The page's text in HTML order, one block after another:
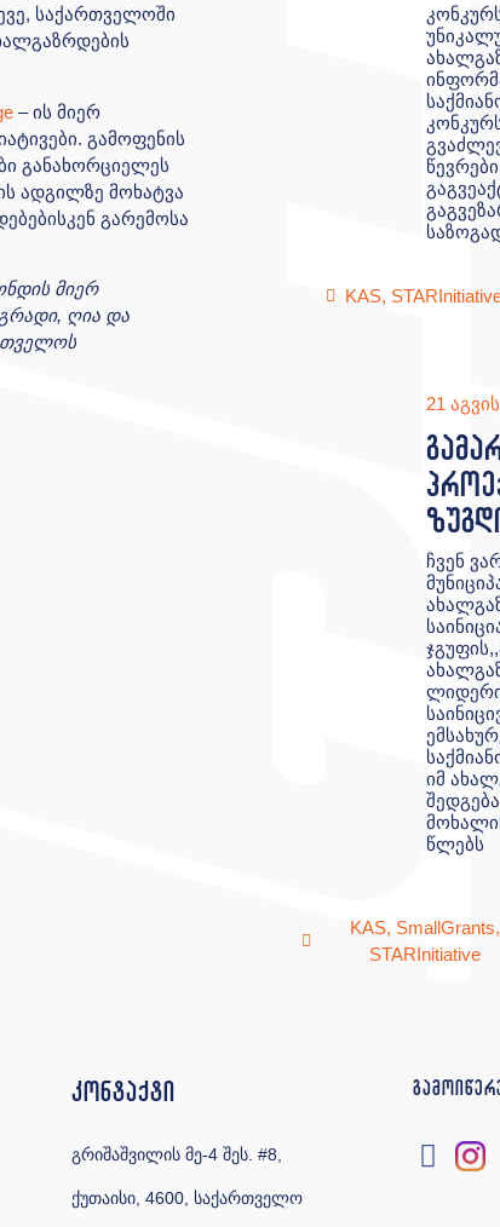
საქართველოში
– ის მიერ
გამოფენის
განახორციელეს
ადგილზე მოხატვა
გარემოსა
მიერ
ღია და
KAS,
21
ჩვენ
იმ
წლებს
KAS, SmallGrants,
STARInitiative
კონტაქტი
გრიშაშვილის მე-4 შეს. #8,
ქუთაისი, 4600, საქართველო